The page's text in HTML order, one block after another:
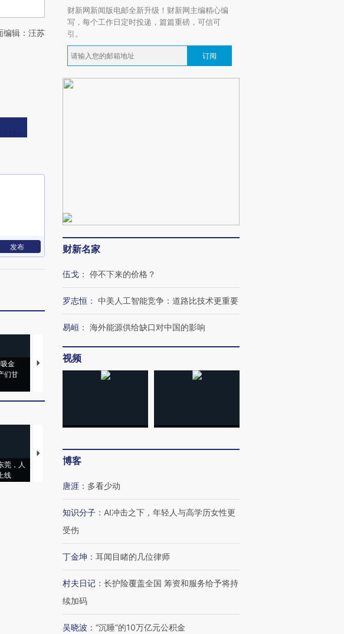
编辑：汪苏
发布
金
们甘
马航飞行员跨国走私7万
粒摇头丸 尿检体内含3种
度Z世代 用街头抗争将教
莞，人
线
【推广】走进第四届链博
会，让数智科技“链”接产
财新网新闻版电邮全新升级！财新网主编精心编
写，每个工作日定时投递，篇篇重磅，可信可
引。
订阅
财新名家
伍戈 ： 停不下来的价格？
罗志恒 ： 中美人工智能竞争：道路比技术更重要
易峘 ： 海外能源供给缺口对中国的影响
视频
博客
唐涯 ： 多看少动
知识分子 ： AI冲击之下，年轻人与高学历女性更
受伤
丁金坤 ： 耳闻目睹的几位律师
村夫日记 ： 长护险覆盖全国 筹资和服务给予将持
续加码
吴晓波 ： “沉睡”的10万亿元公积金